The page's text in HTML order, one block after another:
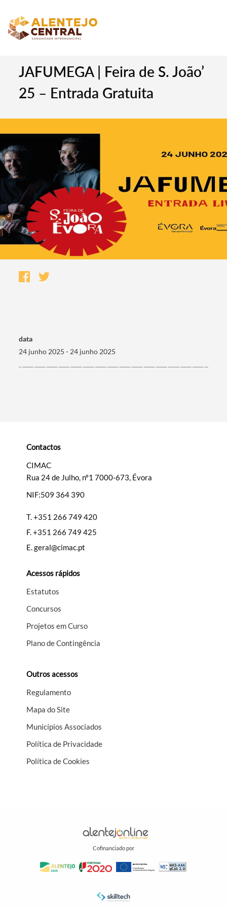
Categorias gerais
JAFUMEGA | Feira de S. João’
25 – Entrada Gratuita
data
24 junho 2025 - 24 junho 2025
Contactos
CIMAC
Rua 24 de Julho, nº1 7000-673, Évora
NIF:509 364 390
T.+351 266 749 420
F.+351 266 749 425
E.geral@cimac.pt
Acessos rápidos
Estatutos
Concursos
Projetos em Curso
Plano de Contingência
Outros acessos
Regulamento
Mapa do Site
Municípios Associados
Política de Privacidade
Política de Cookies
Cofinanciado por